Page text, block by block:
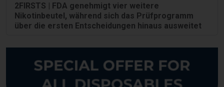
2FIRSTS | FDA genehmigt vier weitere
Nikotinbeutel, während sich das Prüfprogramm
über die ersten Entscheidungen hinaus ausweitet